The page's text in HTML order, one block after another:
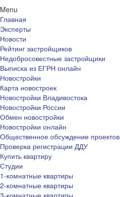
Menu
Главная
Эксперты
Новости
Рейтинг застройщиков
Недобросовестные застройщики
Выписка из ЕГРН онлайн
Новостройки
Карта новостроек
Новостройки Владивостока
Новостройки России
Обмен новостройки
Новостройки онлайн
Общественное обсуждение проектов
Проверка регистрации ДДУ
Купить квартиру
Студии
1-комнатные квартиры
2-комнатные квартиры
3-комнатные квартиры